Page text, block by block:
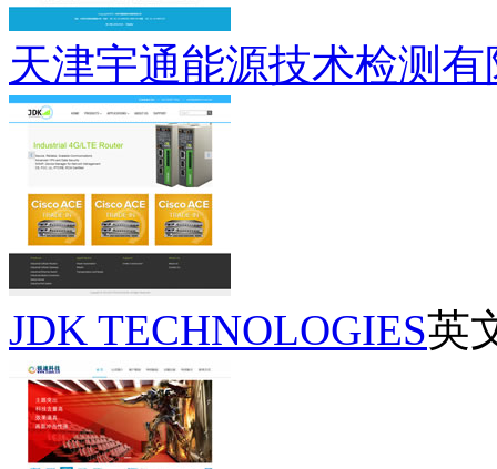
天津宇通能源技术检测
JDK TECHNOLOGIES英